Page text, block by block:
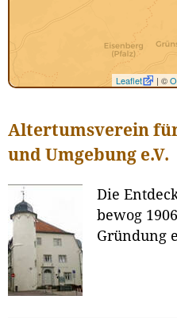
Leaflet | ©
Altertumsverein
und Umgebung e.V.
Die
bewog
Gründung